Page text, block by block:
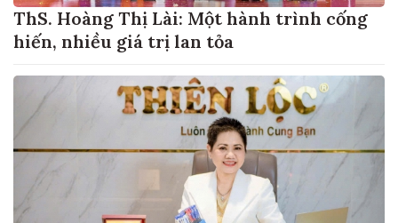
ThS. Hoàng Thị Lài: Một hành trình cống
hiến, nhiều giá trị lan tỏa